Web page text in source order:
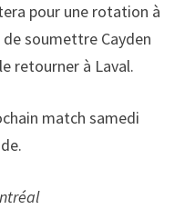
pour une rotation à
soumettre Cayden
retourner à Laval.
match samedi